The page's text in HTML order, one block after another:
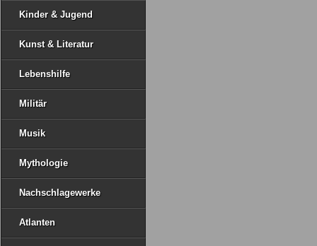
Kinder & Jugend
Kunst & Literatur
Lebenshilfe
Militär
Musik
Mythologie
Nachschlagewerke
Atlanten